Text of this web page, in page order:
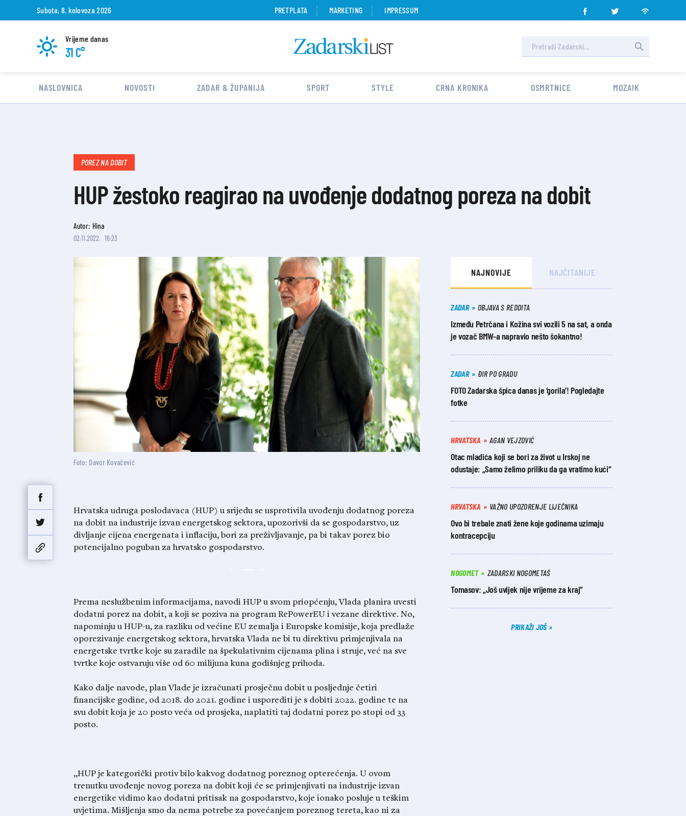
Subota, 8. kolovoza 2026 PRETPLATA MARKETING IMPRESSUM
Vrijeme danas
31 C°
NASLOVNICA NOVOSTI ZADAR & ŽUPANIJA SPORT STYLE CRNA KRONIKA OSMRTNICE MOZAIK
POREZ NA DOBIT
HUP žestoko reagirao na uvođenje dodatnog poreza na dobit
Autor: Hina
02.11.2022. 16:23
Foto: Davor Kovačević
Hrvatska udruga poslodavaca (HUP) u srijedu se usprotivila uvođenju dodatnog poreza
na dobit na industrije izvan energetskog sektora, upozorivši da se gospodarstvo, uz
divljanje cijena energenata i inflaciju, bori za preživljavanje, pa bi takav porez bio
potencijalno poguban za hrvatsko gospodarstvo.
Prema neslužbenim informacijama, navodi HUP u svom priopćenju, Vlada planira uvesti
dodatni porez na dobit, a koji se poziva na program RePowerEU i vezane direktive. No,
napominju u HUP-u, za razliku od većine EU zemalja i Europske komisije, koja predlaže
oporezivanje energetskog sektora, hrvatska Vlada ne bi tu direktivu primjenjivala na
energetske tvrtke koje su zaradile na špekulativnim cijenama plina i struje, već na sve
tvrtke koje ostvaruju više od 60 milijuna kuna godišnjeg prihoda.
Kako dalje navode, plan Vlade je izračunati prosječnu dobit u posljednje četiri
financijske godine, od 2018. do 2021. godine i usporediti je s dobiti 2022. godine te na
svu dobit koja je 20 posto veća od prosjeka, naplatiti taj dodatni porez po stopi od 33
posto.
„HUP je kategorički protiv bilo kakvog dodatnog poreznog opterećenja. U ovom
trenutku uvođenje novog poreza na dobit koji će se primjenjivati na industrije izvan
energetike vidimo kao dodatni pritisak na gospodarstvo, koje ionako posluje u teškim
uvjetima. Mišljenja smo da nema potrebe za povećanjem poreznog tereta, kao ni za
NAJNOVIJE NAJČITANIJE
ZADAR OBJAVA S REDDITA
Između Petrčana i Kožina svi vozili 5 na sat, a onda
je vozač BMW-a napravio nešto šokantno!
ZADAR ĐIR PO GRADU
FOTO Zadarska špica danas je ‘gorila’! Pogledajte
fotke
HRVATSKA AGAN VEJZOVIĆ
Otac mladića koji se bori za život u Irskoj ne
odustaje: „Samo želimo priliku da ga vratimo kući“
HRVATSKA VAŽNO UPOZORENJE LIJEČNIKA
Ovo bi trebale znati žene koje godinama uzimaju
kontracepciju
NOGOMET ZADARSKI NOGOMETAŠ
Tomasov: „Još uvijek nije vrijeme za kraj”
PRIKAŽI JOŠ